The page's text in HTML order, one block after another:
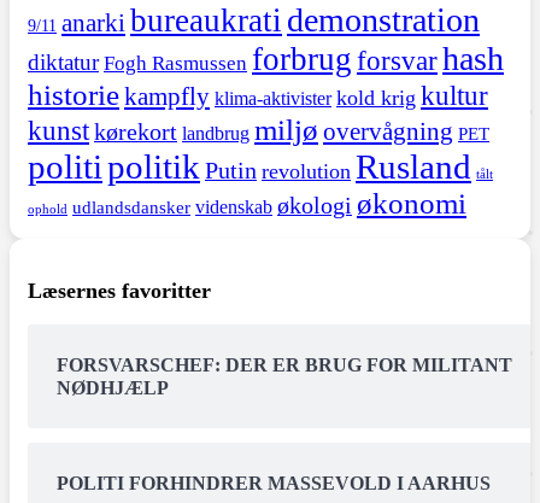
9/11 anarki bureaukrati demonstration
diktatur Fogh Rasmussen forbrugforsvarhash
historiekampfly klima-aktivister kold krig kultur
kunstkørekort landbrug miljø overvågning PET
politipolitik Putin revolution Rusland tålt
ophold udlandsdansker videnskab økologi økonomi
Læsernes favoritter
FORSVARSCHEF: DER ER BRUG FOR MILITANT
NØDHJÆLP
POLITI FORHINDRER MASSEVOLD I AARHUS